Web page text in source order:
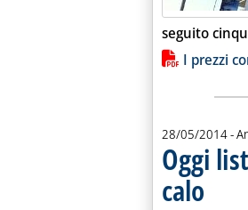
seguito
ListaI prezzi
28/05/2014-
Oggi
calo .